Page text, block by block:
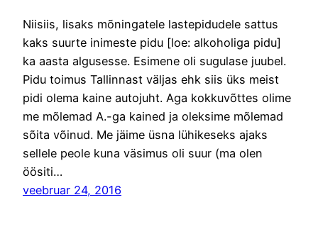
Niisiis, lisaks mõningatele lastepidudele sattus
kaks suurte inimeste pidu [loe: alkoholiga pidu]
ka aasta algusesse. Esimene oli sugulase juubel.
Pidu toimus Tallinnast väljas ehk siis üks meist
pidi olema kaine autojuht. Aga kokkuvõttes olime
me mõlemad A.-ga kained ja oleksime mõlemad
sõita võinud. Me jäime üsna lühikeseks ajaks
sellele peole kuna väsimus oli suur (ma olen
öösiti…
veebruar 24, 2016